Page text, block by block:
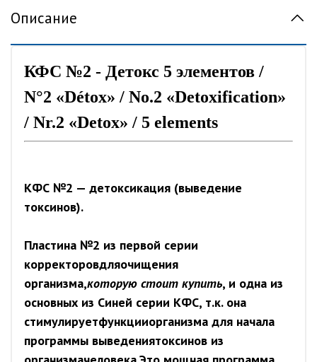
Описание
КФС №2 - Детокс 5 элементов /
N°2 «Détox» / No.2 «Detoxification»
/ Nr.2 «Detox» / 5 elements
КФС №2 — детоксикация (выведение
токсинов).
Пластина №2 из первой серии
корректоровдляочищения
организма,которую стоит купить, и одна из
основных из Синей серии КФС, т.к. она
стимулируетфункцииорганизма для начала
программы выведениятоксинов из